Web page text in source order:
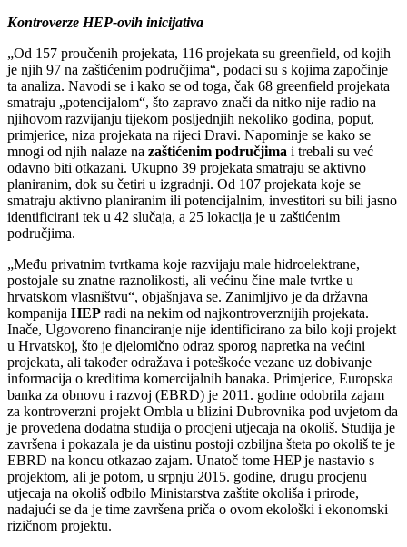
Kontroverze HEP-ovih inicijativa
„Od 157 proučenih projekata, 116 projekata su greenfield, od kojih
je njih 97 na zaštićenim područjima“, podaci su s kojima započinje
ta analiza. Navodi se i kako se od toga, čak 68 greenfield projekata
smatraju „potencijalom“, što zapravo znači da nitko nije radio na
njihovom razvijanju tijekom posljednjih nekoliko godina, poput,
primjerice, niza projekata na rijeci Dravi. Napominje se kako se
mnogi od njih nalaze na zaštićenim područjima i trebali su već
odavno biti otkazani. Ukupno 39 projekata smatraju se aktivno
planiranim, dok su četiri u izgradnji. Od 107 projekata koje se
smatraju aktivno planiranim ili potencijalnim, investitori su bili jasno
identificirani tek u 42 slučaja, a 25 lokacija je u zaštićenim
područjima.
„Među privatnim tvrtkama koje razvijaju male hidroelektrane,
postojale su znatne raznolikosti, ali većinu čine male tvrtke u
hrvatskom vlasništvu“, objašnjava se. Zanimljivo je da državna
kompanija HEP radi na nekim od najkontroverznijih projekata.
Inače, Ugovoreno financiranje nije identificirano za bilo koji projekt
u Hrvatskoj, što je djelomično odraz sporog napretka na većini
projekata, ali također odražava i poteškoće vezane uz dobivanje
informacija o kreditima komercijalnih banaka. Primjerice, Europska
banka za obnovu i razvoj (EBRD) je 2011. godine odobrila zajam
za kontroverzni projekt Ombla u blizini Dubrovnika pod uvjetom da
je provedena dodatna studija o procjeni utjecaja na okoliš. Studija je
završena i pokazala je da uistinu postoji ozbiljna šteta po okoliš te je
EBRD na koncu otkazao zajam. Unatoč tome HEP je nastavio s
projektom, ali je potom, u srpnju 2015. godine, drugu procjenu
utjecaja na okoliš odbilo Ministarstva zaštite okoliša i prirode,
nadajući se da je time završena priča o ovom ekološki i ekonomski
rizičnom projektu.